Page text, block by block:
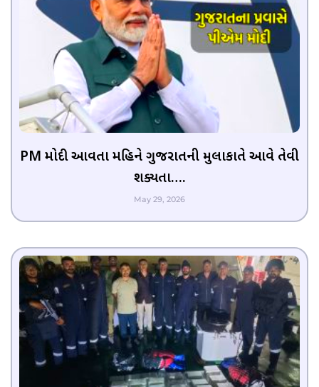
PM મોદી આવતા મહિને ગુજરાતની મુલાકાતે આવે તેવી
શક્યતા….
May 29, 2026